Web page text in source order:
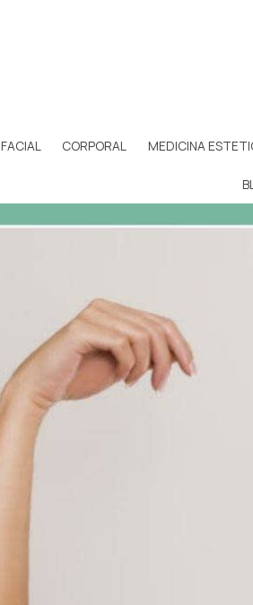
FACIAL CORPORAL MEDICINA